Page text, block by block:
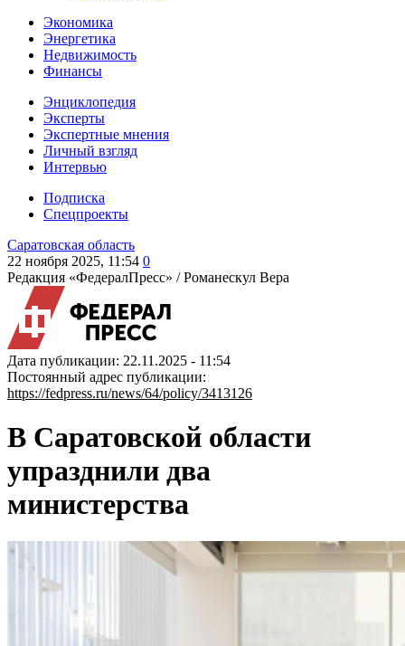
Экономика
Энергетика
Недвижимость
Финансы
Энциклопедия
Эксперты
Экспертные мнения
Личный взгляд
Интервью
Подписка
Спецпроекты
Саратовская область
22 ноября 2025, 11:54 0
Редакция «ФедералПресс» /Романескул Вера
Дата публикации: 22.11.2025 - 11:54
Постоянный адрес публикации:
https://fedpress.ru/news/64/policy/3413126
В Саратовской области
упразднили два
министерства